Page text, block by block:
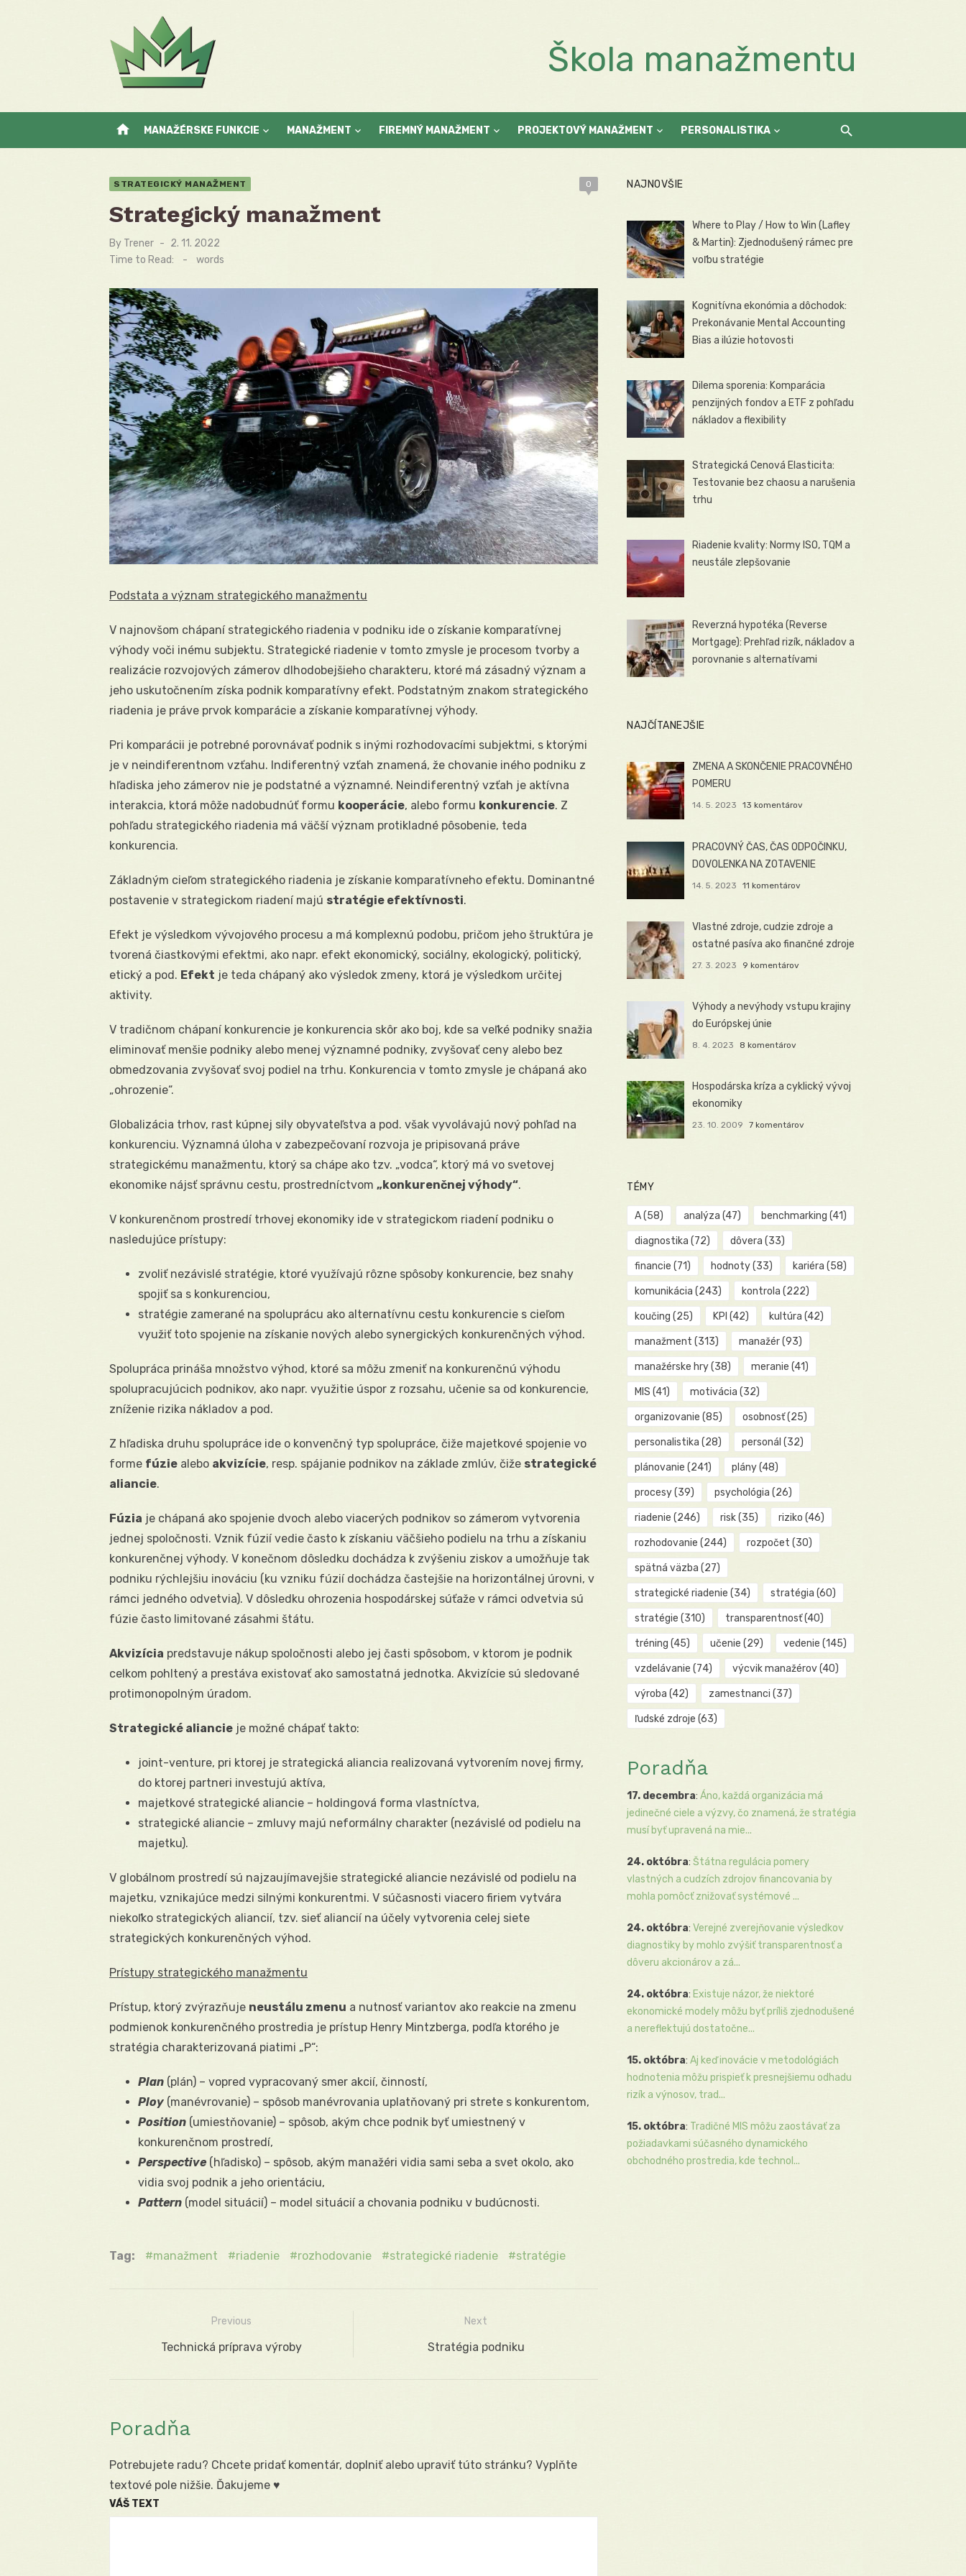
Škola manažmentu
home MANAŽÉRSKE FUNKCIE MANAŽMENT FIREMNÝ MANAŽMENT PROJEKTOVÝ MANAŽMENT PERSONALISTIKA
STRATEGICKÝ MANAŽMENT 0
Strategický manažment
By Trener
Posted
on
2. 11. 2022
Time to Read:
- words
Podstata a význam strategického manažmentu
V najnovšom chápaní strategického riadenia v podniku ide o získanie komparatívnej
výhody voči inému subjektu. Strategické riadenie v tomto zmysle je procesom tvorby a
realizácie rozvojových zámerov dlhodobejšieho charakteru, ktoré má zásadný význam a
jeho uskutočnením získa podnik komparatívny efekt. Podstatným znakom strategického
riadenia je práve prvok komparácie a získanie komparatívnej výhody.
Pri komparácii je potrebné porovnávať podnik s inými rozhodovacími subjektmi, s ktorými
je v neindiferentnom vzťahu. Indiferentný vzťah znamená, že chovanie iného podniku z
hľadiska jeho zámerov nie je podstatné a významné. Neindiferentný vzťah je aktívna
interakcia, ktorá môže nadobudnúť formu kooperácie, alebo formu konkurencie. Z
pohľadu strategického riadenia má väčší význam protikladné pôsobenie, teda
konkurencia.
Základným cieľom strategického riadenia je získanie komparatívneho efektu. Dominantné
postavenie v strategickom riadení majú stratégie efektívnosti.
Efekt je výsledkom vývojového procesu a má komplexnú podobu, pričom jeho štruktúra je
tvorená čiastkovými efektmi, ako napr. efekt ekonomický, sociálny, ekologický, politický,
etický a pod. Efekt je teda chápaný ako výsledok zmeny, ktorá je výsledkom určitej
aktivity.
V tradičnom chápaní konkurencie je konkurencia skôr ako boj, kde sa veľké podniky snažia
eliminovať menšie podniky alebo menej významné podniky, zvyšovať ceny alebo bez
obmedzovania zvyšovať svoj podiel na trhu. Konkurencia v tomto zmysle je chápaná ako
„ohrozenie“.
Globalizácia trhov, rast kúpnej sily obyvateľstva a pod. však vyvolávajú nový pohľad na
konkurenciu. Významná úloha v zabezpečovaní rozvoja je pripisovaná práve
strategickému manažmentu, ktorý sa chápe ako tzv. „vodca“, ktorý má vo svetovej
ekonomike nájsť správnu cestu, prostredníctvom „konkurenčnej výhody“.
V konkurenčnom prostredí trhovej ekonomiky ide v strategickom riadení podniku o
nasledujúce prístupy:
zvoliť nezávislé stratégie, ktoré využívajú rôzne spôsoby konkurencie, bez snahy
spojiť sa s konkurenciou,
stratégie zamerané na spoluprácu ako alternatívnu cestu konkurencie s cieľom
využiť toto spojenie na získanie nových alebo synergických konkurenčných výhod.
Spolupráca prináša množstvo výhod, ktoré sa môžu zmeniť na konkurenčnú výhodu
spolupracujúcich podnikov, ako napr. využitie úspor z rozsahu, učenie sa od konkurencie,
zníženie rizika nákladov a pod.
Z hľadiska druhu spolupráce ide o konvenčný typ spolupráce, čiže majetkové spojenie vo
forme fúzie alebo akvizície, resp. spájanie podnikov na základe zmlúv, čiže strategické
aliancie.
Fúzia je chápaná ako spojenie dvoch alebo viacerých podnikov so zámerom vytvorenia
jednej spoločnosti. Vznik fúzií vedie často k získaniu väčšieho podielu na trhu a získaniu
konkurenčnej výhody. V konečnom dôsledku dochádza k zvýšeniu ziskov a umožňuje tak
podniku rýchlejšiu inováciu (ku vzniku fúzií dochádza častejšie na horizontálnej úrovni, v
rámci jedného odvetvia). V dôsledku ohrozenia hospodárskej súťaže v rámci odvetvia sú
fúzie často limitované zásahmi štátu.
Akvizícia predstavuje nákup spoločnosti alebo jej časti spôsobom, v ktorom je podnik
celkom pohltený a prestáva existovať ako samostatná jednotka. Akvizície sú sledované
protimonopolným úradom.
Strategické aliancie je možné chápať takto:
joint-venture, pri ktorej je strategická aliancia realizovaná vytvorením novej firmy,
do ktorej partneri investujú aktíva,
majetkové strategické aliancie – holdingová forma vlastníctva,
strategické aliancie – zmluvy majú neformálny charakter (nezávislé od podielu na
majetku).
V globálnom prostredí sú najzaujímavejšie strategické aliancie nezávislé od podielu na
majetku, vznikajúce medzi silnými konkurentmi. V súčasnosti viacero firiem vytvára
niekoľko strategických aliancií, tzv. sieť aliancií na účely vytvorenia celej siete
strategických konkurenčných výhod.
Prístupy strategického manažmentu
Prístup, ktorý zvýrazňuje neustálu zmenu a nutnosť variantov ako reakcie na zmenu
podmienok konkurenčného prostredia je prístup Henry Mintzberga, podľa ktorého je
stratégia charakterizovaná piatimi „P“:
Plan (plán) – vopred vypracovaný smer akcií, činností,
Ploy (manévrovanie) – spôsob manévrovania uplatňovaný pri strete s konkurentom,
Position (umiestňovanie) – spôsob, akým chce podnik byť umiestnený v
konkurenčnom prostredí,
Perspective(hľadisko) – spôsob, akým manažéri vidia sami seba a svet okolo, ako
vidia svoj podnik a jeho orientáciu,
Pattern (model situácií) – model situácií a chovania podniku v budúcnosti.
Tag: manažment riadenie rozhodovanie strategické riadenie stratégie
Navigácia
Previous
Previous
Technická príprava výroby
Next
Next
Stratégia podniku
Poradňa
Potrebujete radu? Chcete pridať komentár, doplniť alebo upraviť túto stránku? Vyplňte
textové pole nižšie. Ďakujeme ♥
VÁŠ TEXT
NAJNOVŠIE
Where to Play / How to Win (Lafley
& Martin): Zjednodušený rámec pre
voľbu stratégie
Kognitívna ekonómia a dôchodok:
Prekonávanie Mental Accounting
Bias a ilúzie hotovosti
Dilema sporenia: Komparácia
penzijných fondov a ETF z pohľadu
nákladov a flexibility
Strategická Cenová Elasticita:
Testovanie bez chaosu a narušenia
trhu
Riadenie kvality: Normy ISO, TQM a
neustále zlepšovanie
Reverzná hypotéka (Reverse
Mortgage): Prehľad rizík, nákladov a
porovnanie s alternatívami
NAJČÍTANEJŠIE
ZMENA A SKONČENIE PRACOVNÉHO
POMERU
14. 5. 2023 13 komentárov
PRACOVNÝ ČAS, ČAS ODPOČINKU,
DOVOLENKA NA ZOTAVENIE
14. 5. 2023 11 komentárov
Vlastné zdroje, cudzie zdroje a
ostatné pasíva ako finančné zdroje
27. 3. 2023 9 komentárov
Výhody a nevýhody vstupu krajiny
do Európskej únie
8. 4. 2023 8 komentárov
Hospodárska kríza a cyklický vývoj
ekonomiky
23. 10. 2009 7 komentárov
TÉMY
A(58) analýza (47) benchmarking (41)
diagnostika (72) dôvera (33)
financie (71) hodnoty(33) kariéra (58)
komunikácia (243) kontrola (222)
koučing (25) KPI (42) kultúra (42)
manažment (313) manažér(93)
manažérske hry(38) meranie (41)
MIS (41) motivácia (32)
organizovanie (85) osobnosť(25)
personalistika (28) personál (32)
plánovanie (241) plány(48)
procesy(39) psychológia (26)
riadenie (246) risk(35) riziko (46)
rozhodovanie (244) rozpočet (30)
spätná väzba (27)
strategické riadenie (34) stratégia (60)
stratégie (310) transparentnosť(40)
tréning (45) učenie (29) vedenie (145)
vzdelávanie (74) výcvik manažérov(40)
výroba (42) zamestnanci (37)
ľudské zdroje (63)
Poradňa
17. decembra: Áno, každá organizácia má
jedinečné ciele a výzvy, čo znamená, že stratégia
musí byť upravená na mie...
24. októbra: Štátna regulácia pomery
vlastných a cudzích zdrojov financovania by
mohla pomôcť znižovať systémové ...
24. októbra: Verejné zverejňovanie výsledkov
diagnostiky by mohlo zvýšiť transparentnosť a
dôveru akcionárov a zá...
24. októbra: Existuje názor, že niektoré
ekonomické modely môžu byť príliš zjednodušené
a nereflektujú dostatočne...
15. októbra: Aj keď inovácie v metodológiách
hodnotenia môžu prispieť k presnejšiemu odhadu
rizík a výnosov, trad...
15. októbra: Tradičné MIS môžu zaostávať za
požiadavkami súčasného dynamického
obchodného prostredia, kde technol...